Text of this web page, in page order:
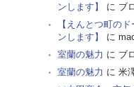
ンします】
に ブ
【えんとつ町の
ンします】
に
室蘭の魅力 に ブ
室蘭の魅力 に 米